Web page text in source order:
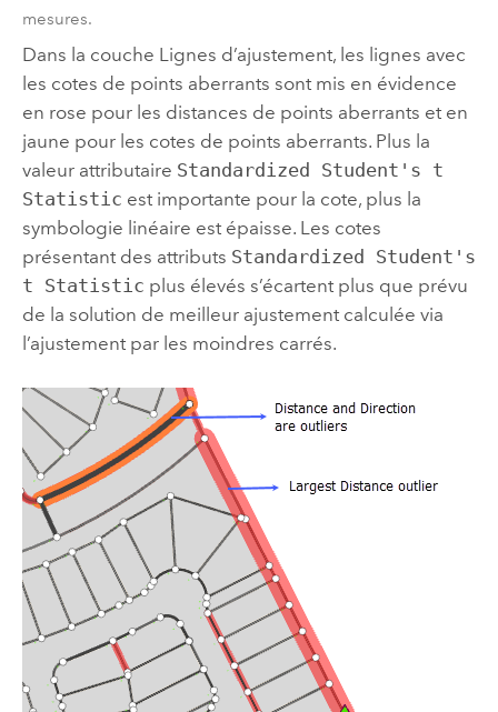
mesures.
Dans la couche Lignes d’ajustement, les lignes avec
les cotes de points aberrants sont mis en évidence
en rose pour les distances de points aberrants et en
jaune pour les cotes de points aberrants. Plus la
valeur attributaire Standardized Student's t
Statistic est importante pour la cote, plus la
symbologie linéaire est épaisse. Les cotes
présentant des attributs Standardized Student's
t Statistic plus élevés s’écartent plus que prévu
de la solution de meilleur ajustement calculée via
l’ajustement par les moindres carrés.